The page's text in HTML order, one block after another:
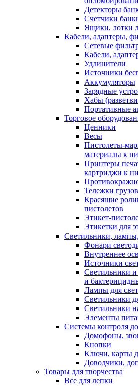
Детекторы
Счетчики
Ящики, лотки
Кабели, адаптеры,
Сетевые
Кабели,
Удлинители
Источники
Аккумуляторы
Зарядные
Хабы
Портативные
Торговое
Ценники
Весы
Пистолеты-
материалы к
Принтеры
картриджи к
Тележки
Красящие
пистолетов
Этикет-
Этикетки для
Светильники,
Фонари
Внутреннее
Источники
Светильники
и
Лампы для
Светильники
Светильники
Элементы
Системы контроля
Домофоны,
Кнопки
Ключи, карты
Доводчики,
Товары для творчества
Все для лепки